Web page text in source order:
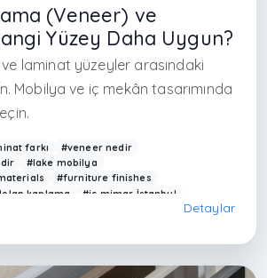
(Veneer) ve
Yüzey Daha Uygun?
laminat yüzeyler arasındaki
Mobilya ve iç mekân tasarımında
farkı
#veneer nedir
#lake mobilya
#furniture finishes
kaplama
#iç mimar İstanbul
karşılaştırma
#dolap kaplama çeşitleri
Detaylar